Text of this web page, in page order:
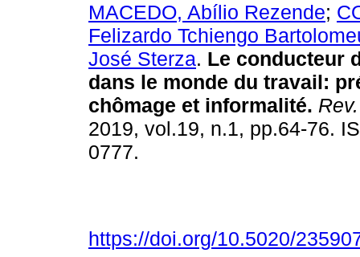
MACEDO, Abílio Rezende;
Felizardo Tchiengo
José Sterza. Le conducteur
dans le monde du travail:
chômage et informalité.
2019, vol.19, n.1, pp.64-76.
0777.
https://doi.org/10.5020/